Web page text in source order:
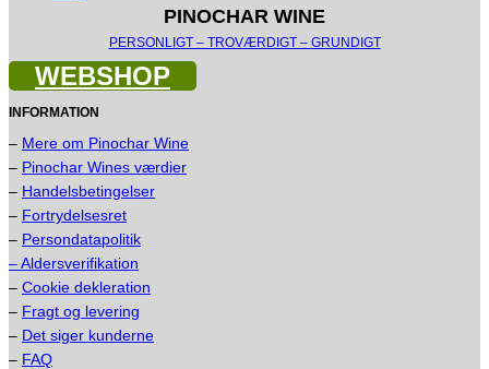
PINOCHAR WINE
PERSONLIGT – TROVÆRDIGT – GRUNDIGT
WEBSHOP
INFORMATION
– Mere om Pinochar Wine
– Pinochar Wines værdier
– Handelsbetingelser
– Fortrydelsesret
– Persondatapolitik
– Aldersverifikation
– Cookie dekleration
– Fragt og levering
– Det siger kunderne
– FAQ